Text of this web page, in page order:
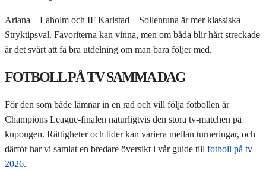
Ariana – Laholm och IF Karlstad – Sollentuna är mer klassiska
Stryktipsval. Favoriterna kan vinna, men om båda blir hårt streckade
är det svårt att få bra utdelning om man bara följer med.
FOTBOLL PÅ TV SAMMA DAG
För den som både lämnar in en rad och vill följa fotbollen är
Champions League-finalen naturligtvis den stora tv-matchen på
kupongen. Rättigheter och tider kan variera mellan turneringar, och
därför har vi samlat en bredare översikt i vår guide till fotboll på tv
2026.